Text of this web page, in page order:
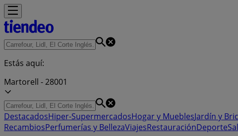
Estás aquí:
Martorell - 28001
DestacadosHiper-SupermercadosHogar y MueblesJardín y
RecambiosPerfumerías y BellezaViajesRestauraciónDeporte